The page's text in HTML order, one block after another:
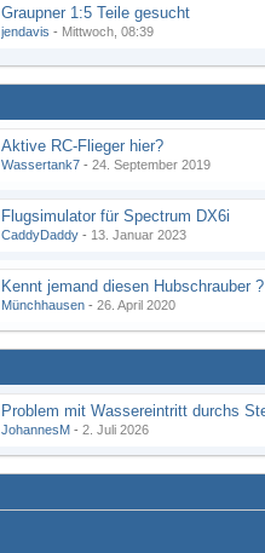
Graupner 1:5 Teile gesucht
jendavis - Mittwoch, 08:39
Aktive RC-Flieger hier?
Wassertank7 - 24. September 2019
Flugsimulator für Spectrum DX6i
CaddyDaddy - 13. Januar 2023
Kennt jemand diesen Hubschrauber ?
Münchhausen - 26. April 2020
JohannesM - 2. Juli 2026